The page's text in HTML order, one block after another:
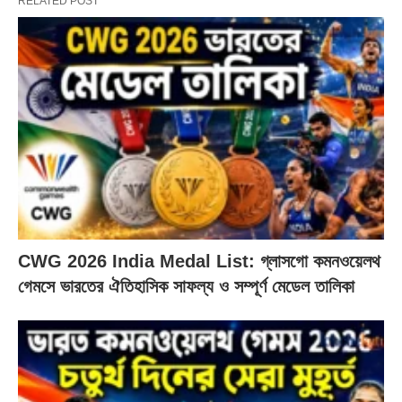
CWG 2026 India Medal List: গ্লাসগো কমনওয়েলথ
গেমসে ভারতের ঐতিহাসিক সাফল্য ও সম্পূর্ণ মেডেল তালিকা